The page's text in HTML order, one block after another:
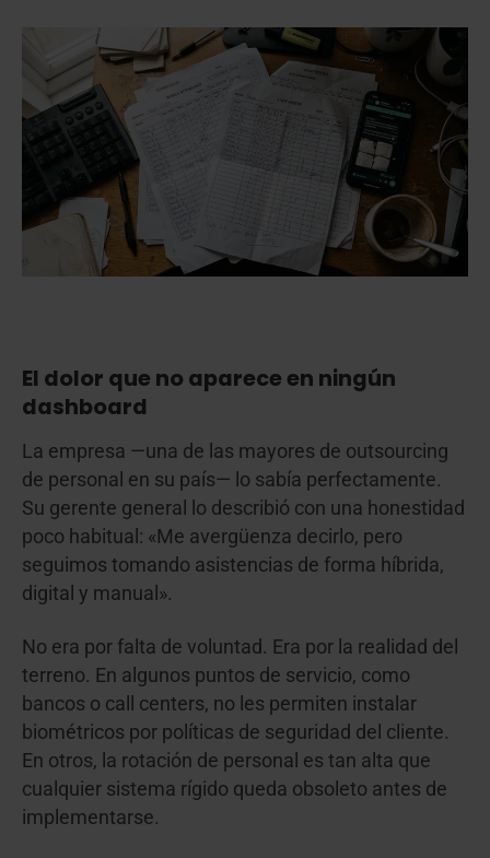
El dolor que no aparece en ningún
dashboard
La empresa —una de las mayores de outsourcing
de personal en su país— lo sabía perfectamente.
Su gerente general lo describió con una honestidad
poco habitual: «Me avergüenza decirlo, pero
seguimos tomando asistencias de forma híbrida,
digital y manual».
No era por falta de voluntad. Era por la realidad del
terreno. En algunos puntos de servicio, como
bancos o call centers, no les permiten instalar
biométricos por políticas de seguridad del cliente.
En otros, la rotación de personal es tan alta que
cualquier sistema rígido queda obsoleto antes de
implementarse.